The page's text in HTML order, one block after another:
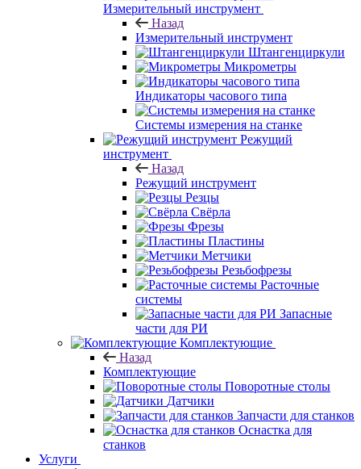
Измерительный инструмент
Назад
Измерительный инструмент
Штангенциркули
Микрометры
Индикаторы часового типа
Системы измерения на станке
Режущий
инструмент
Назад
Режущий инструмент
Резцы
Свёрла
Фрезы
Пластины
Метчики
Резьбофрезы
Расточные
системы
Запасные
части для РИ
Комплектующие
Назад
Комплектующие
Поворотные столы
Датчики
Запчасти для станков
Оснастка для
станков
Услуги